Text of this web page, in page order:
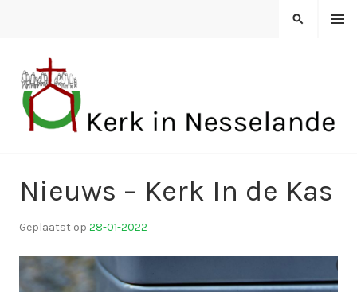
MENU
ZOEKEN
Nieuws – Kerk In de Kas
Geplaatst op 28-01-2022
r